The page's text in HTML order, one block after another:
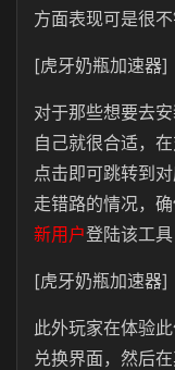
方面表现可是很不
[虎牙奶瓶加速器]
对于那些想要去
自己就很合适，
点击即可跳转到
走错路的情况，
新用户登陆该工
[虎牙奶瓶加速器]
此外玩家在体验
兑换界面，然后